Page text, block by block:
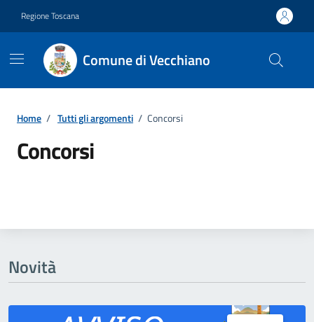
Regione Toscana
Comune di Vecchiano
Home / Tutti gli argomenti / Concorsi
Concorsi
Novità